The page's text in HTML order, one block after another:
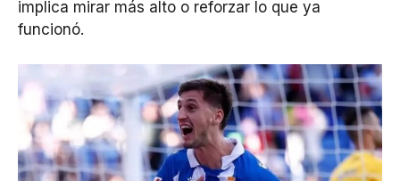
implica mirar más alto o reforzar lo que ya
funcionó.